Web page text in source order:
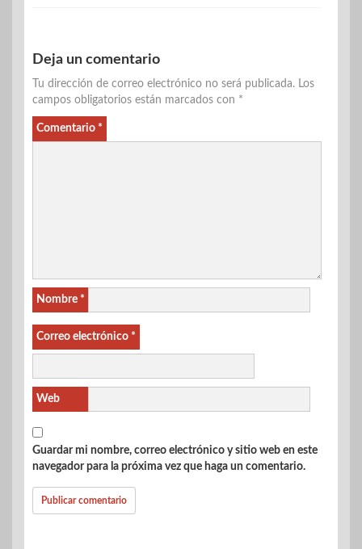
Deja un comentario
Tu dirección de correo electrónico no será publicada. Los
campos obligatorios están marcados con *
Comentario *
Nombre *
Correo electrónico *
Web
Guardar mi nombre, correo electrónico y sitio web en este
navegador para la próxima vez que haga un comentario.